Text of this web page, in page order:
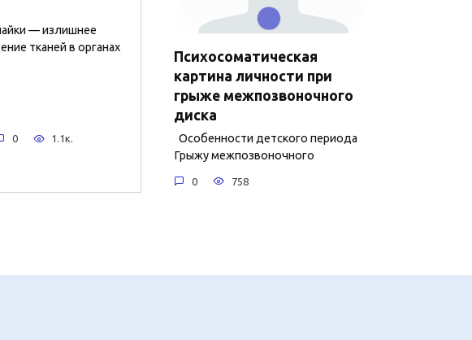
— излишнее
тканей в органах
0 1.1к.
Психосоматическая
картина личности при
грыже межпозвоночного
диска
Особенности детского периода
Грыжу межпозвоночного
0 758